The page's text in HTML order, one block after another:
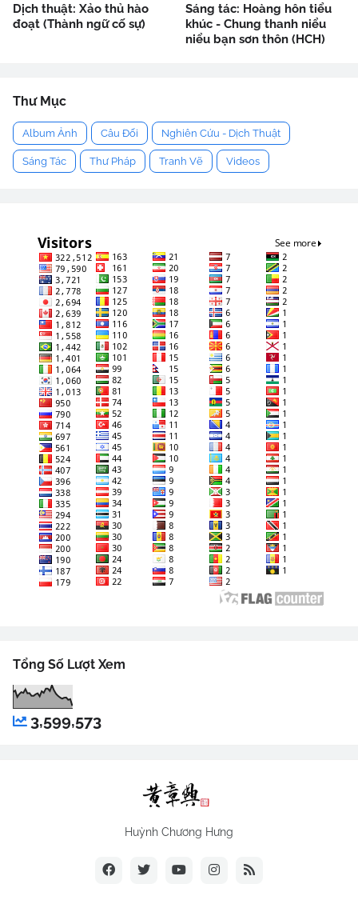
Dịch thuật: Xảo thủ hào
đoạt (Thành ngữ cố sự)
Sáng tác: Hoàng hôn tiểu
khúc - Chung thanh niểu
niểu bạn sơn thôn (HCH)
Thư Mục
Album Ảnh Câu Đối Nghiên Cứu - Dịch Thuật
Sáng Tác Thư Pháp Tranh Vẽ Videos
Tổng Số Lượt Xem
3,599,573
Huỳnh Chương Hưng